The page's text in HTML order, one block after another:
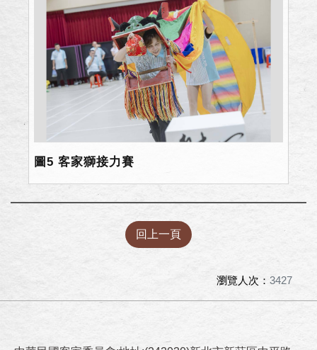
圖5 客家獅接力賽
回上一頁
瀏覽人次： 3427